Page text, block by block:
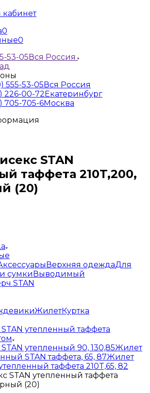
0
0
53-05Вся Россия
555-53-05Вся Россия
226-00-72Екатеринбург
705-705-6Москва
STAN
таффета 210T,200,
(20)
Верхняя одеждаДля
сумкиВыводимый
STAN
ЖилетКуртка
утепленный таффета
утепленный 90, 130,85Жилет
STAN таффета, 65, 87Жилет
таффета 210T,65, 82
STAN утепленный таффета
(20)